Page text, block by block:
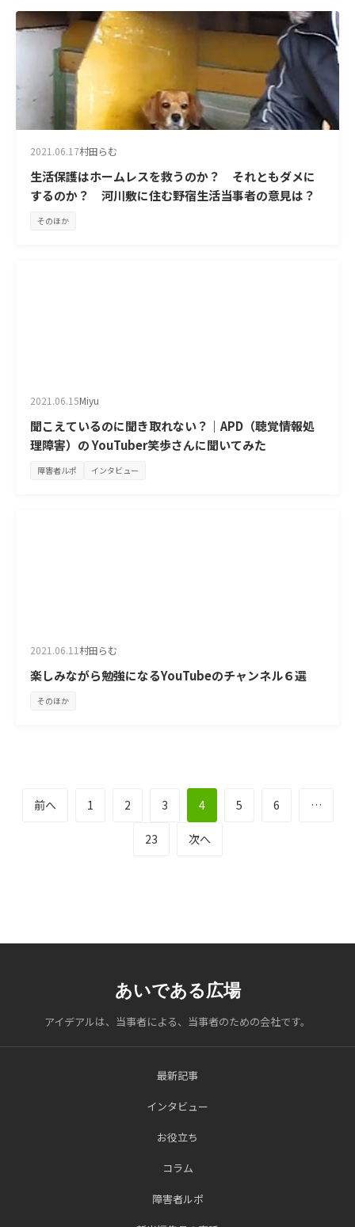
2021.06.17村田らむ
生活保護はホームレスを救うのか？ それともダメに
するのか？ 河川敷に住む野宿生活当事者の意見は？
そのほか
2021.06.15Miyu
聞こえているのに聞き取れない？｜APD（聴覚情報処
理障害）の YouTuber笑歩さんに聞いてみた
障害者ルポ インタビュー
2021.06.11村田らむ
楽しみながら勉強になるYouTubeのチャンネル６選
そのほか
前へ 1 2 3 4 5 6 …
23 次へ
あいである広場
アイデアルは、当事者による、当事者のための会社です。
最新記事
インタビュー
お役立ち
コラム
障害者ルポ